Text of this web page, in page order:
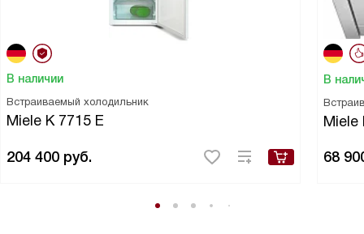
В наличии
Встраиваемый холодильник
Miele K 7715 E
204 400 руб.
В
Miele
68